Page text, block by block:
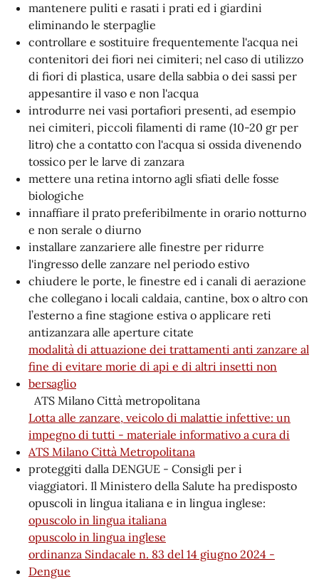
mantenere puliti e rasati i prati ed i giardini
eliminando le sterpaglie
controllare e sostituire frequentemente l'acqua nei
contenitori dei fiori nei cimiteri; nel caso di utilizzo
di fiori di plastica, usare della sabbia o dei sassi per
appesantire il vaso e non l'acqua
introdurre nei vasi portafiori presenti, ad esempio
nei cimiteri, piccoli filamenti di rame (10-20 gr per
litro) che a contatto con l'acqua si ossida divenendo
tossico per le larve di zanzara
mettere una retina intorno agli sfiati delle fosse
biologiche
innaffiare il prato preferibilmente in orario notturno
e non serale o diurno
installare zanzariere alle finestre per ridurre
l'ingresso delle zanzare nel periodo estivo
chiudere le porte, le finestre ed i canali di aerazione
che collegano i locali caldaia, cantine, box o altro con
l’esterno a fine stagione estiva o applicare reti
antizanzara alle aperture citate
modalità di attuazione dei trattamenti anti zanzare al
fine di evitare morie di api e di altri insetti non
bersaglio
ATS Milano Città metropolitana
Lotta alle zanzare, veicolo di malattie infettive: un
impegno di tutti - materiale informativo a cura di
ATS Milano Città Metropolitana
proteggiti dalla DENGUE - Consigli per i
viaggiatori. Il Ministero della Salute ha predisposto
opuscoli in lingua italiana e in lingua inglese:
opuscolo in lingua italiana
opuscolo in lingua inglese
ordinanza Sindacale n. 83 del 14 giugno 2024 -
Dengue